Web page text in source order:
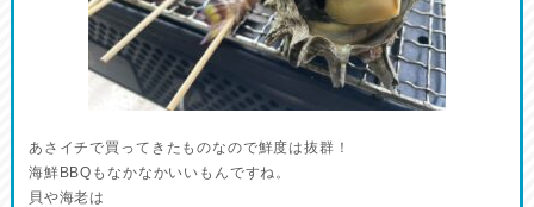
あさイチで買ってきたものなので鮮度は抜群！
海鮮BBQもなかなかいいもんですね。
貝や海老は